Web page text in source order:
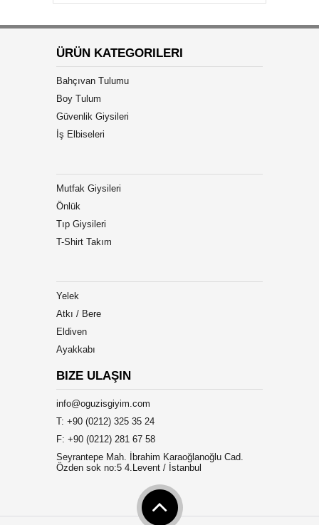
ÜRÜN KATEGORILERI
Bahçıvan Tulumu
Boy Tulum
Güvenlik Giysileri
İş Elbiseleri
Mutfak Giysileri
Önlük
Tıp Giysileri
T-Shirt Takım
Yelek
Atkı / Bere
Eldiven
Ayakkabı
BIZE ULAŞIN
info@oguzisgiyim.com
T: +90 (0212) 325 35 24
F: +90 (0212) 281 67 58
Seyrantepe Mah. İbrahim Karaoğlanoğlu Cad.
Özden sok no:5 4.Levent / İstanbul